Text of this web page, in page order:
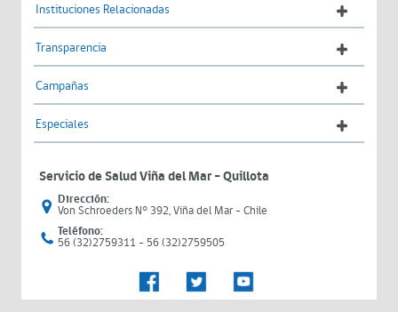
Instituciones Relacionadas
Transparencia
Campañas
Especiales
Servicio de Salud Viña del Mar – Quillota
Dirección:
Von Schroeders N° 392, Viña del Mar - Chile
Teléfono:
56 (32)2759311 - 56 (32)2759505